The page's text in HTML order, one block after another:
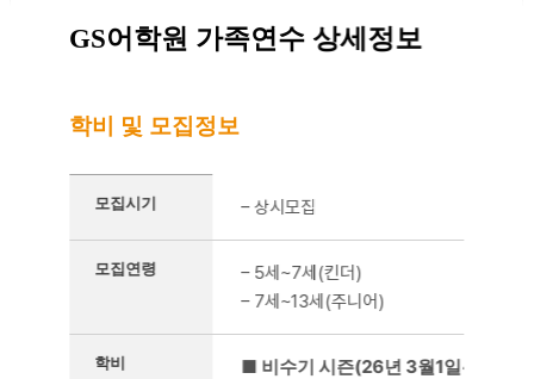
GS어학원 가족연수 상세정보
학비 및 모집정보
모집시기 – 상시모집
모집연령
– 5세~7세(킨더)
– 7세~13세(주니어)
학비 ■ 비수기 시즌(26년 3월1일~6월27